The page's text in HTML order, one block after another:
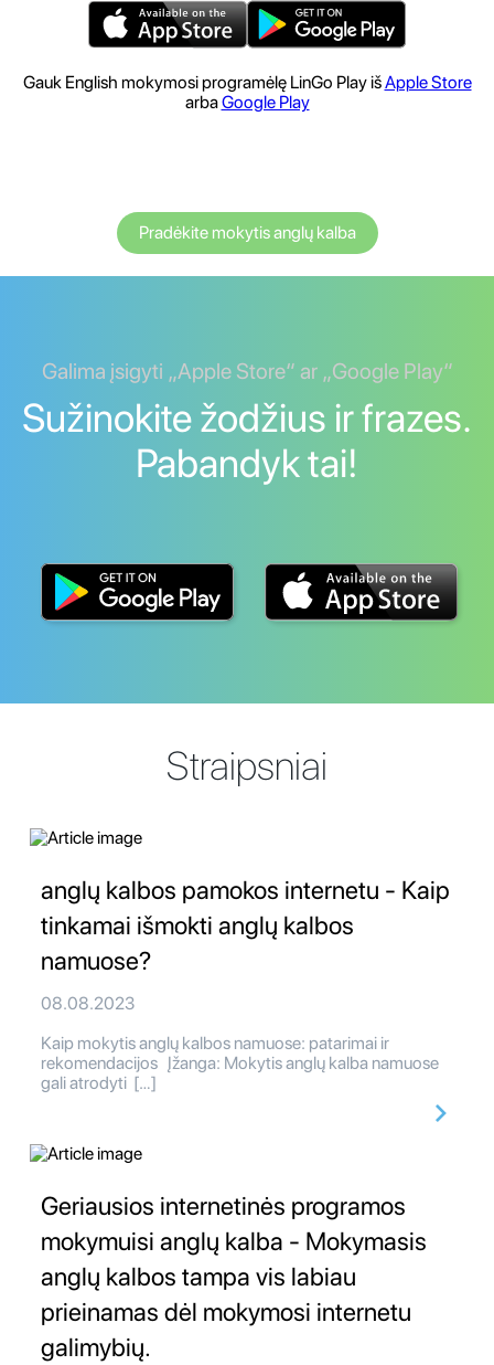
Gauk English mokymosi programėlę LinGo Play išApple Store
arbaGoogle Play
Pradėkite mokytis anglų kalba
Galima įsigyti „Apple Store“ ar „Google Play“
Sužinokite žodžius ir frazes.
Pabandyk tai!
Straipsniai
anglų kalbos pamokos internetu - Kaip
tinkamai išmokti anglų kalbos
namuose?
08.08.2023
Kaip mokytis anglų kalbos namuose: patarimai ir
rekomendacijos Įžanga: Mokytis anglų kalba namuose
gali atrodyti […]
Geriausios internetinės programos
mokymuisi anglų kalba - Mokymasis
anglų kalbos tampa vis labiau
prieinamas dėl mokymosi internetu
galimybių.